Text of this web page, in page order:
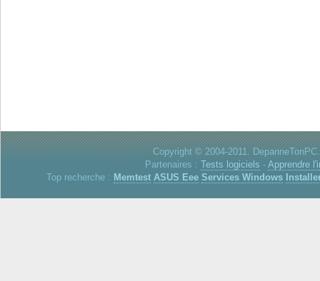
Copyright © 2004-2011.
Partenaires : Tests logiciels - Apprendre
Top recherche : Memtest ASUS Eee Services Windows